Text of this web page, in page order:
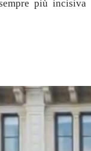
più incisiva